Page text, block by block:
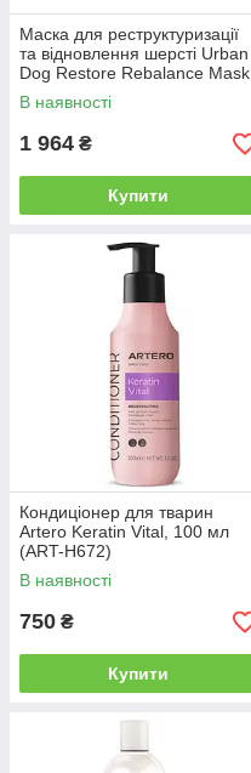
Маска для реструктуризації
та відновлення шерсті Urban
Dog Restore Rebalance Mask,
250 мл (65879)
В наявності
1 964 ₴
Купити
Кондиціонер для тварин
Artero Keratin Vital, 100 мл
(ART-H672)
В наявності
750 ₴
Купити